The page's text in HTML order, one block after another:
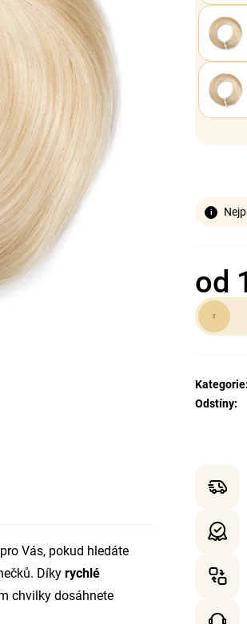
od
Měrná
cena:
Kategorie:
Odstíny:
Vás, pokud hledáte
Díky rychlé
chvilky dosáhnete